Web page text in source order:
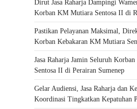
Dirut Jasa Raharja Dampingi
Korban KM Mutiara Sentosa II di
Pastikan Pelayanan Maksimal,
Korban Kebakaran KM Mutiara
Jasa Raharja Jamin Seluruh
Sentosa II di Perairan Sumenep
Gelar Audiensi, Jasa Raharja dan
Koordinasi Tingkatkan Kepatuhan